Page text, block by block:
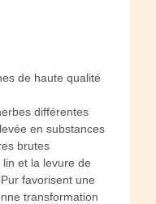
de haute qualité
différentes
en substances
brutes
et la levure de
favorisent une
transformation